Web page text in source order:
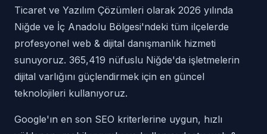
Ticaret ve Yazılım Çözümleri olarak 2026 yılında
Niğde ve İç Anadolu Bölgesi'ndeki tüm ilçelerde
profesyonel web & dijital danışmanlık hizmeti
sunuyoruz. 365,419 nüfuslu Niğde'da işletmelerin
dijital varlığını güçlendirmek için en güncel
teknolojileri kullanıyoruz.
Google'ın en son SEO kriterlerine uygun, hızlı